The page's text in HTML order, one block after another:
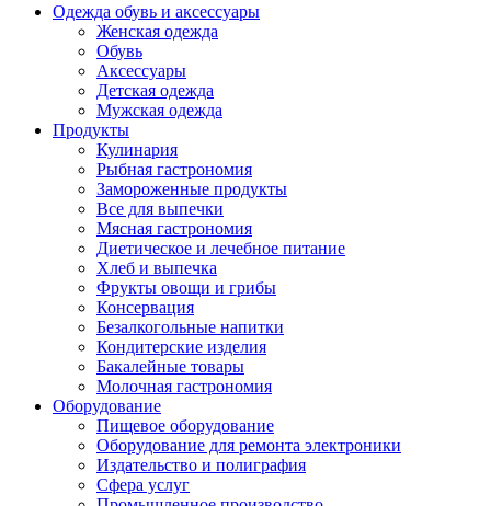
Одежда обувь и аксессуары
Женская одежда
Обувь
Аксессуары
Детская одежда
Мужская одежда
Продукты
Кулинария
Рыбная гастрономия
Замороженные продукты
Все для выпечки
Мясная гастрономия
Диетическое и лечебное питание
Хлеб и выпечка
Фрукты овощи и грибы
Консервация
Безалкогольные напитки
Кондитерские изделия
Бакалейные товары
Молочная гастрономия
Оборудование
Пищевое оборудование
Оборудование для ремонта электроники
Издательство и полиграфия
Сфера услуг